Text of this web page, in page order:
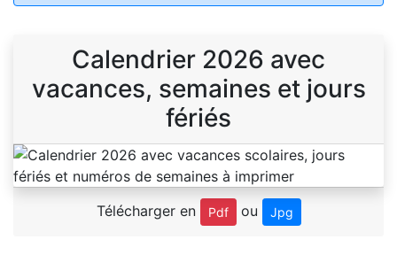
Calendrier 2026 avec
vacances, semaines et jours
fériés
Télécharger en Pdf ou Jpg